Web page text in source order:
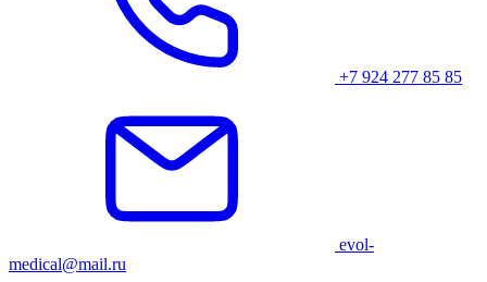
+7 924 277 85 85
evol-
medical@mail.ru